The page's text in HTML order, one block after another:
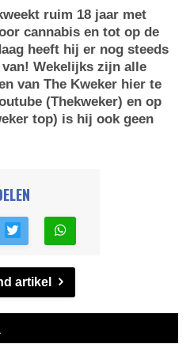
ruim 18 jaar met
cannabis en tot op de
heeft hij er nog steeds
van! Wekelijks zijn alle
van The Kweker hier te
(Thekweker) en op
top) is hij ook geen
artikel